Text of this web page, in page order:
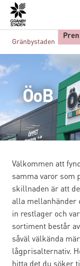
Hem
Gränbystaden
ÖoB
Välkommen att
samma varor som
skillnaden är att
alla mellanhänder
in restlager och
sortiment består
såväl välkända
lågprisalternativ.
hitta det du söker